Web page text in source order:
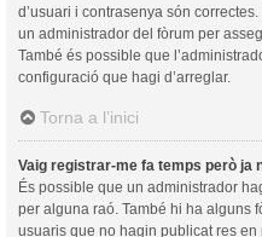
d’usuari i contrasenya són
un administrador del fòrum per
També és possible que
configuració que hagi d’arreglar.
Torna a l’inici
Vaig registrar-me fa temps però ja
És possible que un administrador
per alguna raó. També hi ha alguns
usuaris que no hagin publicat res